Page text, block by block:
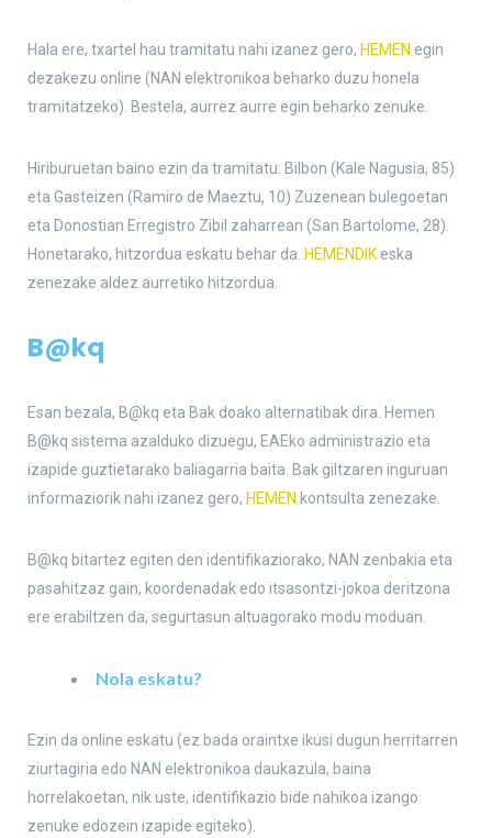
Hala ere, txartel hau tramitatu nahi izanez gero, HEMEN egin
dezakezu online (NAN elektronikoa beharko duzu honela
tramitatzeko). Bestela, aurrez aurre egin beharko zenuke.
Hiriburuetan baino ezin da tramitatu: Bilbon (Kale Nagusia, 85)
eta Gasteizen (Ramiro de Maeztu, 10) Zuzenean bulegoetan
eta Donostian Erregistro Zibil zaharrean (San Bartolome, 28).
Honetarako, hitzordua eskatu behar da. HEMENDIKeska
zenezake aldez aurretiko hitzordua.
B@kq
Esan bezala, B@kq eta Bak doako alternatibak dira. Hemen
B@kq sistema azalduko dizuegu, EAEko administrazio eta
izapide guztietarako baliagarria baita. Bak giltzaren inguruan
informaziorik nahi izanez gero, HEMEN kontsulta zenezake.
B@kq bitartez egiten den identifikaziorako, NAN zenbakia eta
pasahitzaz gain, koordenadak edo itsasontzi-jokoa deritzona
ere erabiltzen da, segurtasun altuagorako modu moduan.
Nola eskatu?
Ezin da online eskatu (ez bada oraintxe ikusi dugun herritarren
ziurtagiria edo NAN elektronikoa daukazula, baina
horrelakoetan, nik uste, identifikazio bide nahikoa izango
zenuke edozein izapide egiteko).